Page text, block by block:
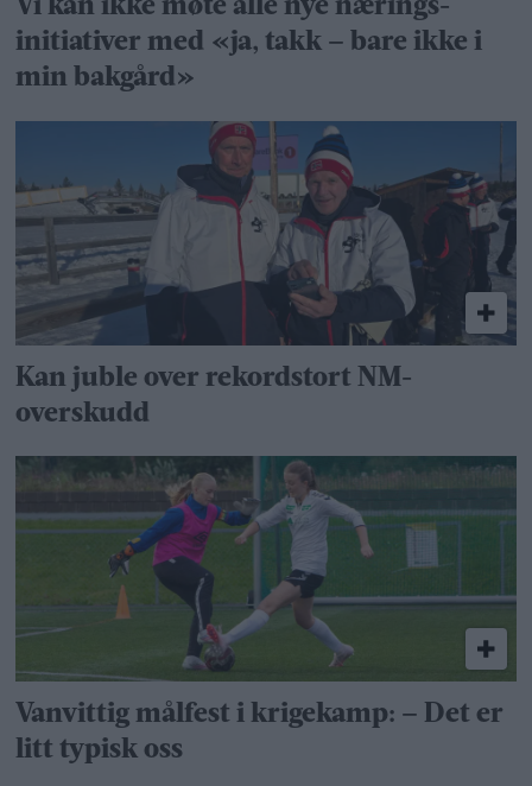
Vi kan ikke møte alle nye nærings­
initiativer med «ja, takk – bare ikke i
min bakgård»
Kan juble over rekordstort NM-
overskudd
Vanvittig målfest i krigekamp: – Det er
litt typisk oss